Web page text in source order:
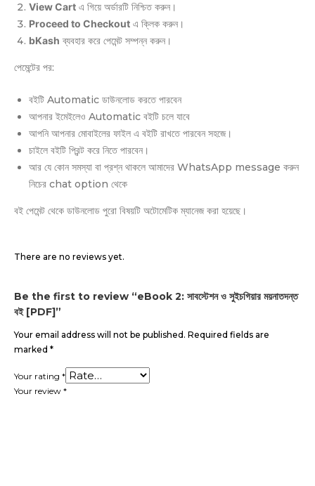
View Cart এ গিয়ে অর্ডারটি নিশ্চিত করুন।
Proceed to Checkout এ ক্লিক করুন।
bKash ব্যবহার করে পেমেন্ট সম্পন্ন করুন।
পেমেন্টের পর:
বইটি Automatic ডাউনলোড করতে পারবেন
আপনার ইমেইলেও Automatic বইটি চলে যাবে
আপনি আপনার মোবাইলের ফাইল এ বইটি রাখতে পারবেন সহজে।
চাইলে বইটি প্রিন্ট করে নিতে পারবেন।
আর যে কোন সমস্যা বা প্রশ্ন থাকলে আমাদের WhatsApp message করুন
নিচের chat option থেকে
বই পেমেন্ট থেকে ডাউনলোড পুরো বিষয়টি অটোমেটিক ম্যানেজ করা হয়েছে।
There are no reviews yet.
Be the first to review “eBook 2: সাবস্টেশন ও সুইচগিয়ার ময়নাতদন্ত
বই [PDF]”
Your email address will not be published. Required fields are
marked *
Your rating *
Your review *